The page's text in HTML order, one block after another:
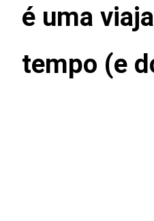
é uma
tempo (e